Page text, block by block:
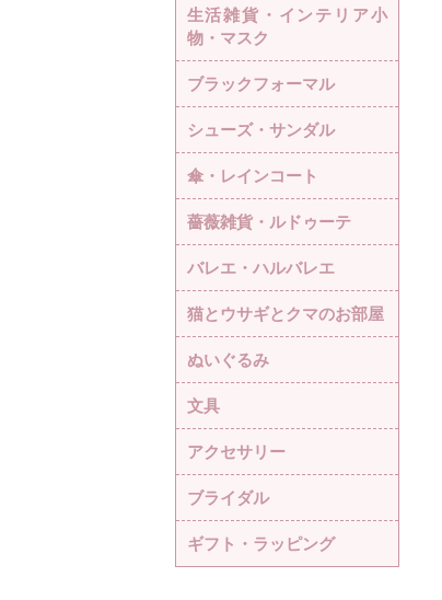
生活雑貨・インテリア小
物・マスク
ブラックフォーマル
シューズ・サンダル
傘・レインコート
薔薇雑貨・ルドゥーテ
バレエ・ハルバレエ
猫とウサギとクマのお部屋
ぬいぐるみ
文具
アクセサリー
ブライダル
ギフト・ラッピング